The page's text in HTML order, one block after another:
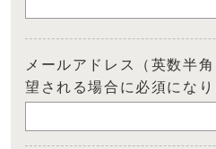
メールアドレス（英数半
望される場合に必須になり